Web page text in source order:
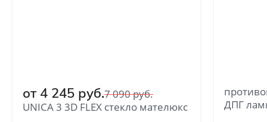
от 4 245 руб.7 090 руб.
UNICA 3 3D FLEX стекло мателюкс
ДПГ
Нажимая кнопку «Отправить», Вы
соглашаетесь с политикой обработки
персональных данных